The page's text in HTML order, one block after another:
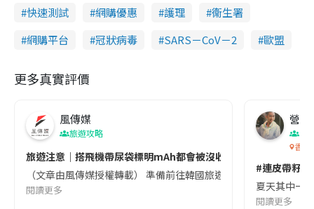
快速測試
網購優惠 護理
衞生署
網購平台
冠狀病毒 SARS－CoV－2 歐盟
更多真實評價
風傳媒
旅遊攻略
旅遊注意｜搭飛機帶尿袋標明mAh都會被沒收😱出發前切記檢查
（文章由風傳媒授權轉載） 準備前往韓國旅遊的民眾，近期要
閱讀更多
營養
香港
#連皮帶籽
夏天其中一
閱讀更多